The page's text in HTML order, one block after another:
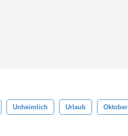
Unheimlich Urlaub Oktober